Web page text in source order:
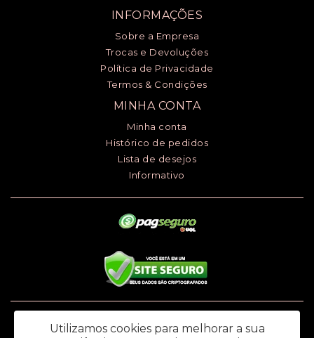
INFORMAÇÕES
Sobre a Empresa
Trocas e Devoluções
Política de Privacidade
Termos & Condições
MINHA CONTA
Minha conta
Histórico de pedidos
Lista de desejos
Informativo
669.979.145.118
Utilizamos cookies para melhorar a sua